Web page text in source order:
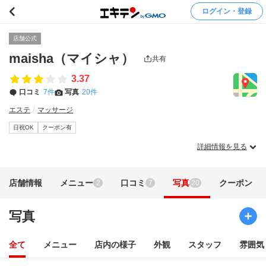
ログイン・登録
店舗公式
maisha（マイシャ） 共有
3.37
口コミ 7件 写真 20件
エステ マッサージ
日祝OK クーポン有
詳細情報を見る
店舗情報 メニュー 2 口コミ 7 写真 20 クーポン
写真
全て メニュー 店内の様子 外観 スタッフ 雰囲気